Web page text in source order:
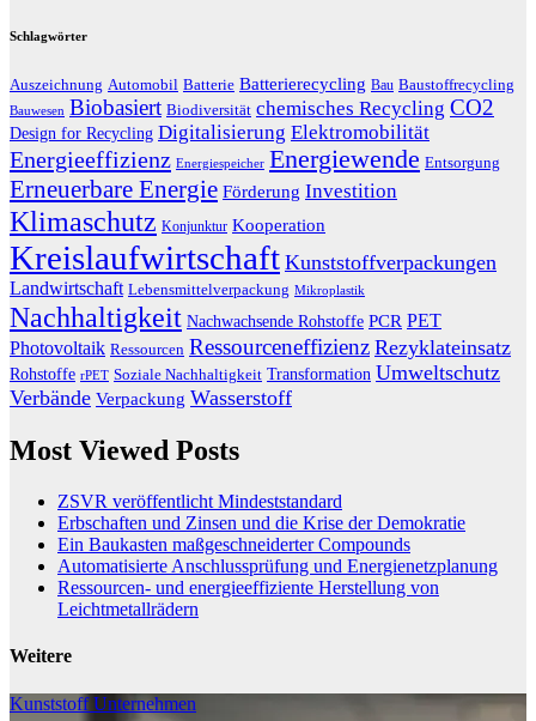
Schlagwörter
Auszeichnung Automobil Batterie Batterierecycling Bau Baustoffrecycling
Bauwesen Biobasiert Biodiversität chemisches Recycling CO2
Design for Recycling Digitalisierung Elektromobilität
Energieeffizienz Energiespeicher Energiewende Entsorgung
Erneuerbare Energie Förderung Investition
Klimaschutz Konjunktur Kooperation
Kreislaufwirtschaft Kunststoffverpackungen
Landwirtschaft Lebensmittelverpackung Mikroplastik
Nachhaltigkeit Nachwachsende Rohstoffe PCR PET
Photovoltaik Ressourcen Ressourceneffizienz Rezyklateinsatz
Rohstoffe rPET Soziale Nachhaltigkeit Transformation Umweltschutz
Verbände Verpackung Wasserstoff
Most Viewed Posts
ZSVR veröffentlicht Mindeststandard
Erbschaften und Zinsen und die Krise der Demokratie
Ein Baukasten maßgeschneiderter Compounds
Automatisierte Anschlussprüfung und Energienetzplanung
Ressourcen- und energieeffiziente Herstellung von
Leichtmetallrädern
Weitere
KunststoffUnternehmen